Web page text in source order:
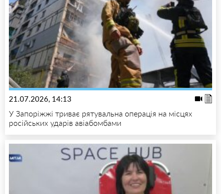
21.07.2026, 14:13
У Запоріжжі триває рятувальна операція на місцях
російських ударів авіабомбами